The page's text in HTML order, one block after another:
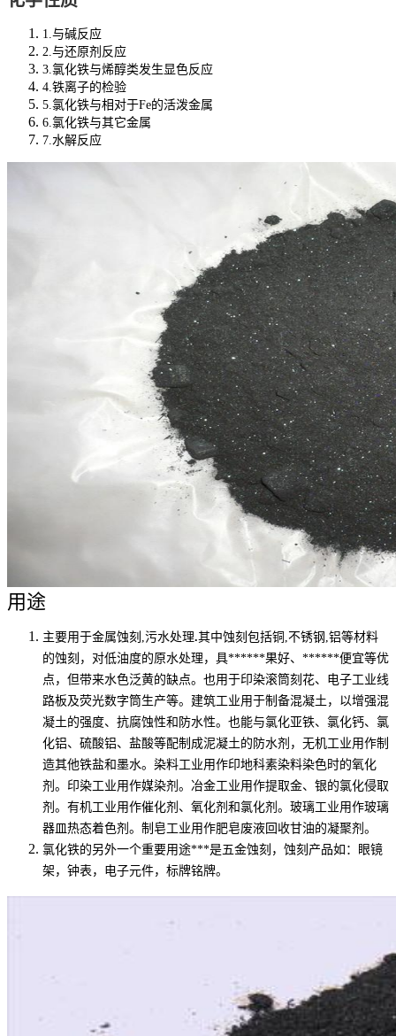
1.与碱反应
2.与还原剂反应
3.氯化铁与烯醇类发生显色反应
4.铁离子的检验
5.氯化铁与相对于Fe的活泼金属
6.氯化铁与其它金属
7.水解反应
用途
主要用于金属蚀刻,污水处理.其中蚀刻包括铜,不锈钢,铝等材料
的蚀刻，对低油度的原水处理，具******果好、******便宜等优
点，但带来水色泛黄的缺点。也用于印染滚筒刻花、电子工业线
路板及荧光数字筒生产等。建筑工业用于制备混凝土，以增强混
凝土的强度、抗腐蚀性和防水性。也能与氯化亚铁、氯化钙、氯
化铝、硫酸铝、盐酸等配制成泥凝土的防水剂，无机工业用作制
造其他铁盐和墨水。染料工业用作印地科素染料染色时的氧化
剂。印染工业用作媒染剂。冶金工业用作提取金、银的氯化侵取
剂。有机工业用作催化剂、氧化剂和氯化剂。玻璃工业用作玻璃
器皿热态着色剂。制皂工业用作肥皂废液回收甘油的凝聚剂。
氯化铁的另外一个重要用途***是五金蚀刻，蚀刻产品如：眼镜
架，钟表，电子元件，标牌铭牌。